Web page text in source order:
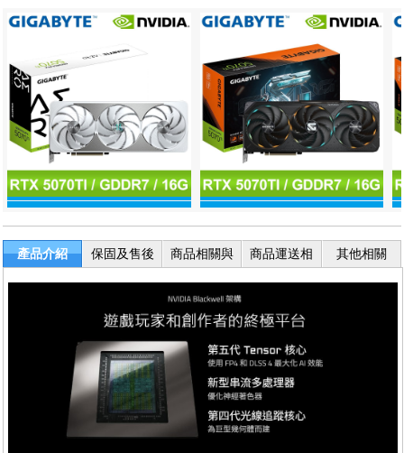
產品介紹
保固及售後
服務
商品相關與
退換貨
商品運送相
關
其他相關